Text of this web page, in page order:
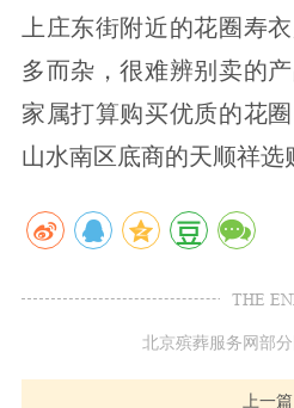
上庄东街附近的花圈寿
多而杂，很难辨别卖的
家属打算购买优质的花
山水南区底商的天顺祥选
THE
北京殡葬服务网部
上一篇